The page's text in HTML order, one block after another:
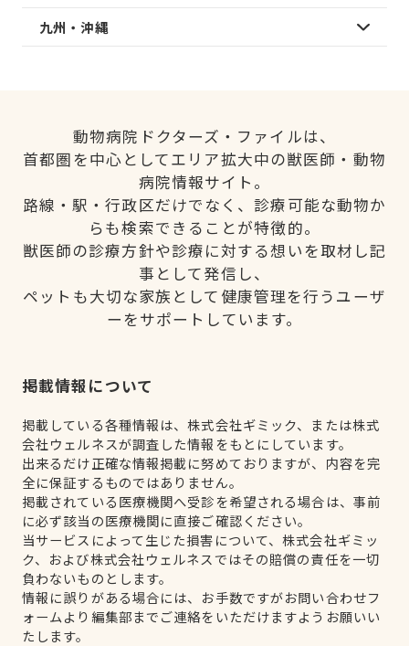
九州・沖縄
動物病院ドクターズ・ファイルは、
首都圏を中心としてエリア拡大中の獣医師・動物
病院情報サイト。
路線・駅・行政区だけでなく、診療可能な動物か
らも検索できることが特徴的。
獣医師の診療方針や診療に対する想いを取材し記
事として発信し、
ペットも大切な家族として健康管理を行うユーザ
ーをサポートしています。
掲載情報について
掲載している各種情報は、株式会社ギミック、または株式
会社ウェルネスが調査した情報をもとにしています。
出来るだけ正確な情報掲載に努めておりますが、内容を完
全に保証するものではありません。
掲載されている医療機関へ受診を希望される場合は、事前
に必ず該当の医療機関に直接ご確認ください。
当サービスによって生じた損害について、株式会社ギミッ
ク、および株式会社ウェルネスではその賠償の責任を一切
負わないものとします。
情報に誤りがある場合には、お手数ですがお問い合わせフ
ォームより編集部までご連絡をいただけますようお願いい
たします。